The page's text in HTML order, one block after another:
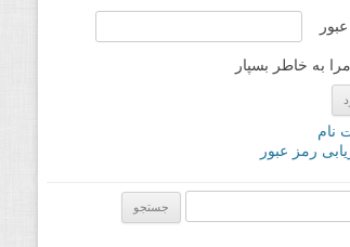
مرا به خاطر بسپار
نام
رمز عبور